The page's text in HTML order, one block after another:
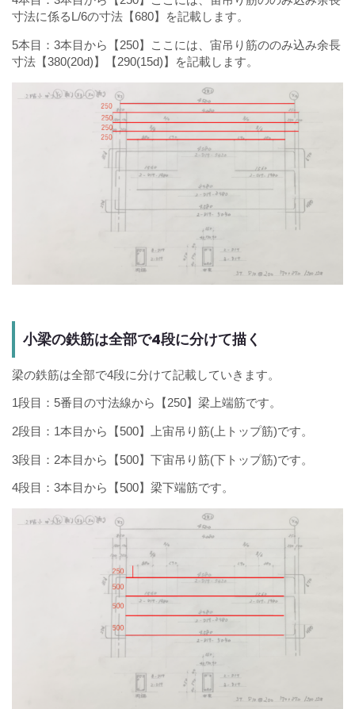
寸法に係るL/6の寸法【680】を記載します。
5本目：3本目から【250】ここには、宙吊り筋ののみ込み余長
寸法【380(20d)】【290(15d)】を記載します。
小梁の鉄筋は全部で4段に分けて描く
梁の鉄筋は全部で4段に分けて記載していきます。
1段目：5番目の寸法線から【250】梁上端筋です。
2段目：1本目から【500】上宙吊り筋(上トップ筋)です。
3段目：2本目から【500】下宙吊り筋(下トップ筋)です。
4段目：3本目から【500】梁下端筋です。